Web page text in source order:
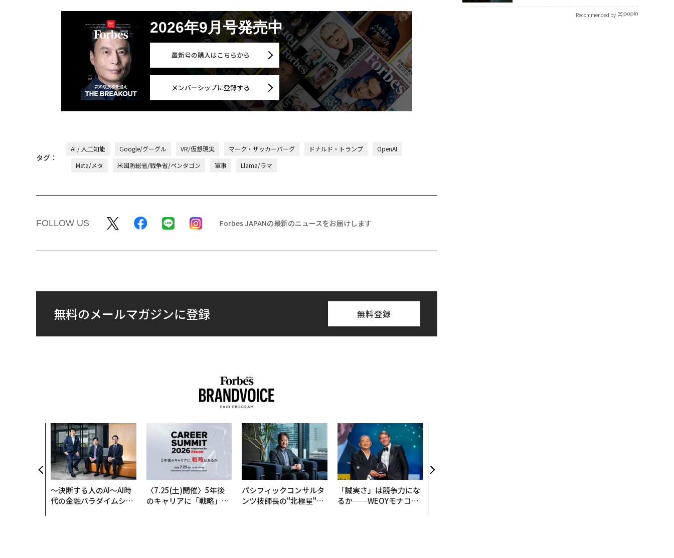
2026年9月号発売中
最新号の購入はこちらから
メンバーシップに登録する
タグ：
AI / 人工知能 Google/グーグル VR/仮想現実 マーク・ザッカーバーグ ドナルド・トランプ
OpenAI
Meta/メタ
米国防総省/戦争省/ペンタゴン 軍事 Llama/ラマ
FOLLOW US Forbes JAPANの最新のニュースをお届けします
無料のメールマガジンに登録 無料登録
〜決断する人のAI〜AI時
代の金融パラダイムシフ
〈7.25(土)開催〉5年後
のキャリアに「戦略」は
パシフィックコンサルタ
ンツ技師長の"北極星"。
「誠実さ」は競争力にな
るか──WEOYモナコで
Recommended by